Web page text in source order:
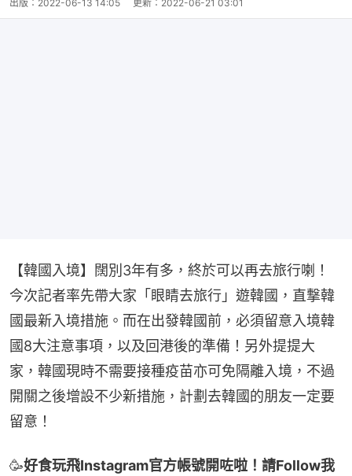
出版： 2022-06-13 14:05 更新： 2022-06-21 03:01
【韓國入境】闊別3年有多，終於可以再去旅行喇！
今次記者率先帶大家「眼睛去旅行」遊韓國，直撃韓
國最新入境措施。而在出發韓國前，必須留意入境韓
國8大注意事項，以及回港後的準備！另外提提大
家，韓國現時不需要接種疫苗亦可免隔離入境，不過
開關之後增設不少新措施，計劃去韓國的朋友一定要
留意！
🥳好食玩飛Instagram官方帳號開咗啦！請Follow我